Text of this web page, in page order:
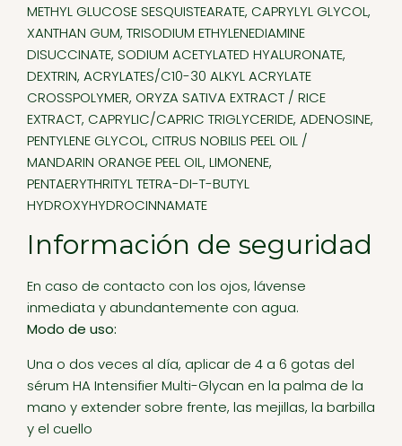
METHYL GLUCOSE SESQUISTEARATE, CAPRYLYL GLYCOL,
XANTHAN GUM, TRISODIUM ETHYLENEDIAMINE
DISUCCINATE, SODIUM ACETYLATED HYALURONATE,
DEXTRIN, ACRYLATES/C10-30 ALKYL ACRYLATE
CROSSPOLYMER, ORYZA SATIVA EXTRACT / RICE
EXTRACT, CAPRYLIC/CAPRIC TRIGLYCERIDE, ADENOSINE,
PENTYLENE GLYCOL, CITRUS NOBILIS PEEL OIL /
MANDARIN ORANGE PEEL OIL, LIMONENE,
PENTAERYTHRITYL TETRA-DI-T-BUTYL
HYDROXYHYDROCINNAMATE
Información de seguridad
En caso de contacto con los ojos, lávense
inmediata y abundantemente con agua.
Modo de uso:
Una o dos veces al día, aplicar de 4 a 6 gotas del
sérum HA Intensifier Multi-Glycan en la palma de la
mano y extender sobre frente, las mejillas, la barbilla
y el cuello